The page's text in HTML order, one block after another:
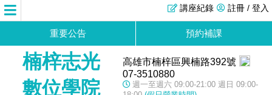
註冊 / 登入
講座紀錄
重要公告 預約補課
楠梓志光
數位學院
高雄市楠梓區興楠路392號
07-3510880
週一至週六 09:00-21:00 週日 09:00-